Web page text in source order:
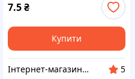
7.5₴
Купити
Інтернет-магазин "Творча комора"
5